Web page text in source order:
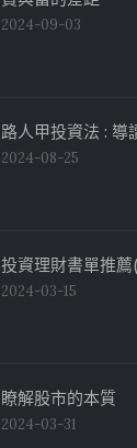
2024-09-03
路人甲投資法 : 導
2024-08-25
投資理財書單推
2024-03-15
瞭解股市的本質
2024-03-31